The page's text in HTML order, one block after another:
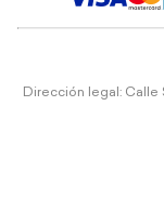
Dirección legal: Calle